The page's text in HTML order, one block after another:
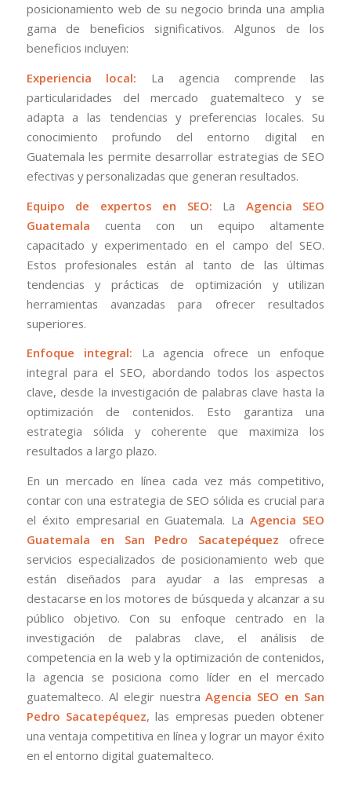
posicionamiento web de su negocio brinda una amplia
gama de beneficios significativos. Algunos de los
beneficios incluyen:
Experiencia local: La agencia comprende las
particularidades del mercado guatemalteco y se
adapta a las tendencias y preferencias locales. Su
conocimiento profundo del entorno digital en
Guatemala les permite desarrollar estrategias de SEO
efectivas y personalizadas que generan resultados.
Equipo de expertos en SEO: La Agencia SEO
Guatemala cuenta con un equipo altamente
capacitado y experimentado en el campo del SEO.
Estos profesionales están al tanto de las últimas
tendencias y prácticas de optimización y utilizan
herramientas avanzadas para ofrecer resultados
superiores.
Enfoque integral: La agencia ofrece un enfoque
integral para el SEO, abordando todos los aspectos
clave, desde la investigación de palabras clave hasta la
optimización de contenidos. Esto garantiza una
estrategia sólida y coherente que maximiza los
resultados a largo plazo.
En un mercado en línea cada vez más competitivo,
contar con una estrategia de SEO sólida es crucial para
el éxito empresarial en Guatemala. LaAgencia SEO
Guatemala en San Pedro Sacatepéquez ofrece
servicios especializados de posicionamiento web que
están diseñados para ayudar a las empresas a
destacarse en los motores de búsqueda y alcanzar a su
público objetivo. Con su enfoque centrado en la
investigación de palabras clave, el análisis de
competencia en la web y la optimización de contenidos,
la agencia se posiciona como líder en el mercado
guatemalteco. Al elegir nuestraAgencia SEO en San
Pedro Sacatepéquez, las empresas pueden obtener
una ventaja competitiva en línea y lograr un mayor éxito
en el entorno digital guatemalteco.